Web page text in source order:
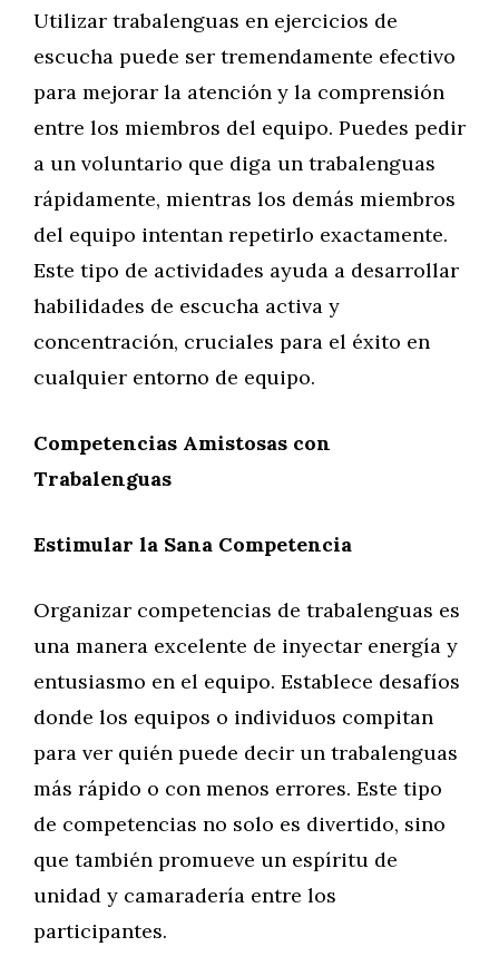
Utilizar trabalenguas en ejercicios de
escucha puede ser tremendamente efectivo
para mejorar la atención y la comprensión
entre los miembros del equipo. Puedes pedir
a un voluntario que diga un trabalenguas
rápidamente, mientras los demás miembros
del equipo intentan repetirlo exactamente.
Este tipo de actividades ayuda a desarrollar
habilidades de escucha activa y
concentración, cruciales para el éxito en
cualquier entorno de equipo.
Competencias Amistosas con
Trabalenguas
Estimular la Sana Competencia
Organizar competencias de trabalenguas es
una manera excelente de inyectar energía y
entusiasmo en el equipo. Establece desafíos
donde los equipos o individuos compitan
para ver quién puede decir un trabalenguas
más rápido o con menos errores. Este tipo
de competencias no solo es divertido, sino
que también promueve un espíritu de
unidad y camaradería entre los
participantes.